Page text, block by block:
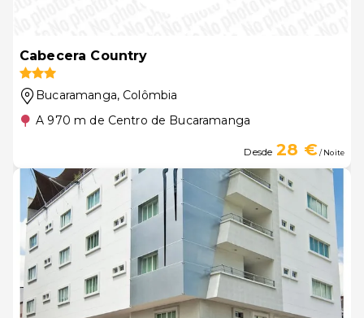
Cabecera Country
Bucaramanga, Colômbia
A 970 m de Centro de Bucaramanga
Desde 28 €/ Noite